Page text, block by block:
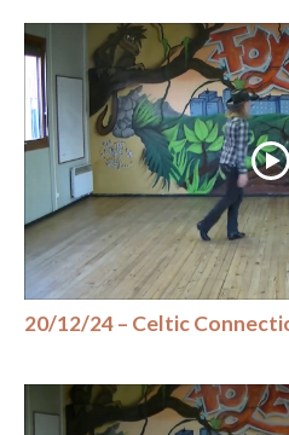
20/12/24 – Celtic